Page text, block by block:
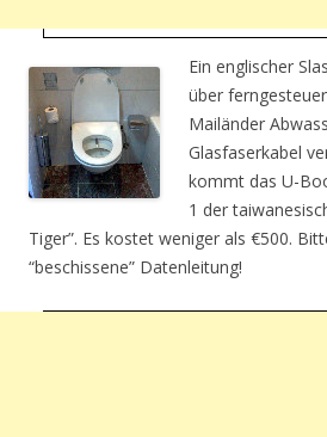
Ein englischer
über
Mailänder
Glasfaserkabel
kommt das U-
1 der
Tiger”. Es kostet weniger als €500.
“beschissene” Datenleitung!